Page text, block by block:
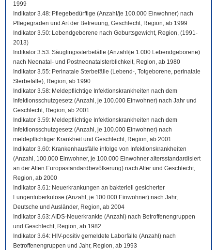
1999
Indikator 3.48: Pflegebedürftige (Anzahl/je 100.000 Einwohner) nach
Pflegegraden und Art der Betreuung, Geschlecht, Region, ab 1999
Indikator 3.50: Lebendgeborene nach Geburtsgewicht, Region, (1991-
2013)
Indikator 3.53: Säuglingssterbefälle (Anzahl/je 1.000 Lebendgeborene)
nach Neonatal- und Postneonatalsterblichkeit, Region, ab 1980
Indikator 3.55: Perinatale Sterbefälle (Lebend-, Totgeborene, perinatale
Sterbefälle), Region, ab 1990
Indikator 3.58: Meldepflichtige Infektionskrankheiten nach dem
Infektionsschutzgesetz (Anzahl, je 100.000 Einwohner) nach Jahr und
Geschlecht, Region, ab 2001
Indikator 3.59: Meldepflichtige Infektionskrankheiten nach dem
Infektionsschutzgesetz (Anzahl, je 100.000 Einwohner) nach
meldepflichtiger Krankheit und Geschlecht, Region, ab 2001
Indikator 3.60: Krankenhausfälle infolge von Infektionskrankheiten
(Anzahl, 100.000 Einwohner, je 100.000 Einwohner altersstandardisiert
an der Alten Europastandardbevölkerung) nach Alter und Geschlecht,
Region, ab 2000
Indikator 3.61: Neuerkrankungen an bakteriell gesicherter
Lungentuberkulose (Anzahl, je 100.000 Einwohner) nach Jahr,
Deutsche und Ausländer, Region, ab 2004
Indikator 3.63: AIDS-Neuerkrankte (Anzahl) nach Betroffenengruppen
und Geschlecht, Region, ab 1982
Indikator 3.64: HIV-positiv gemeldete Laborfälle (Anzahl) nach
Betroffenengruppen und Jahr, Region, ab 1993